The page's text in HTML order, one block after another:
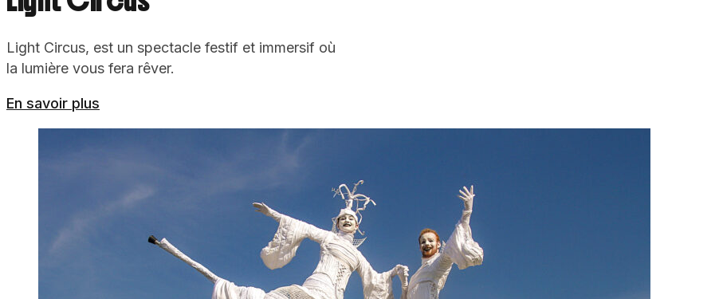
Light Circus, est un spectacle festif et immersif où
la lumière vous fera rêver.
En savoir plus